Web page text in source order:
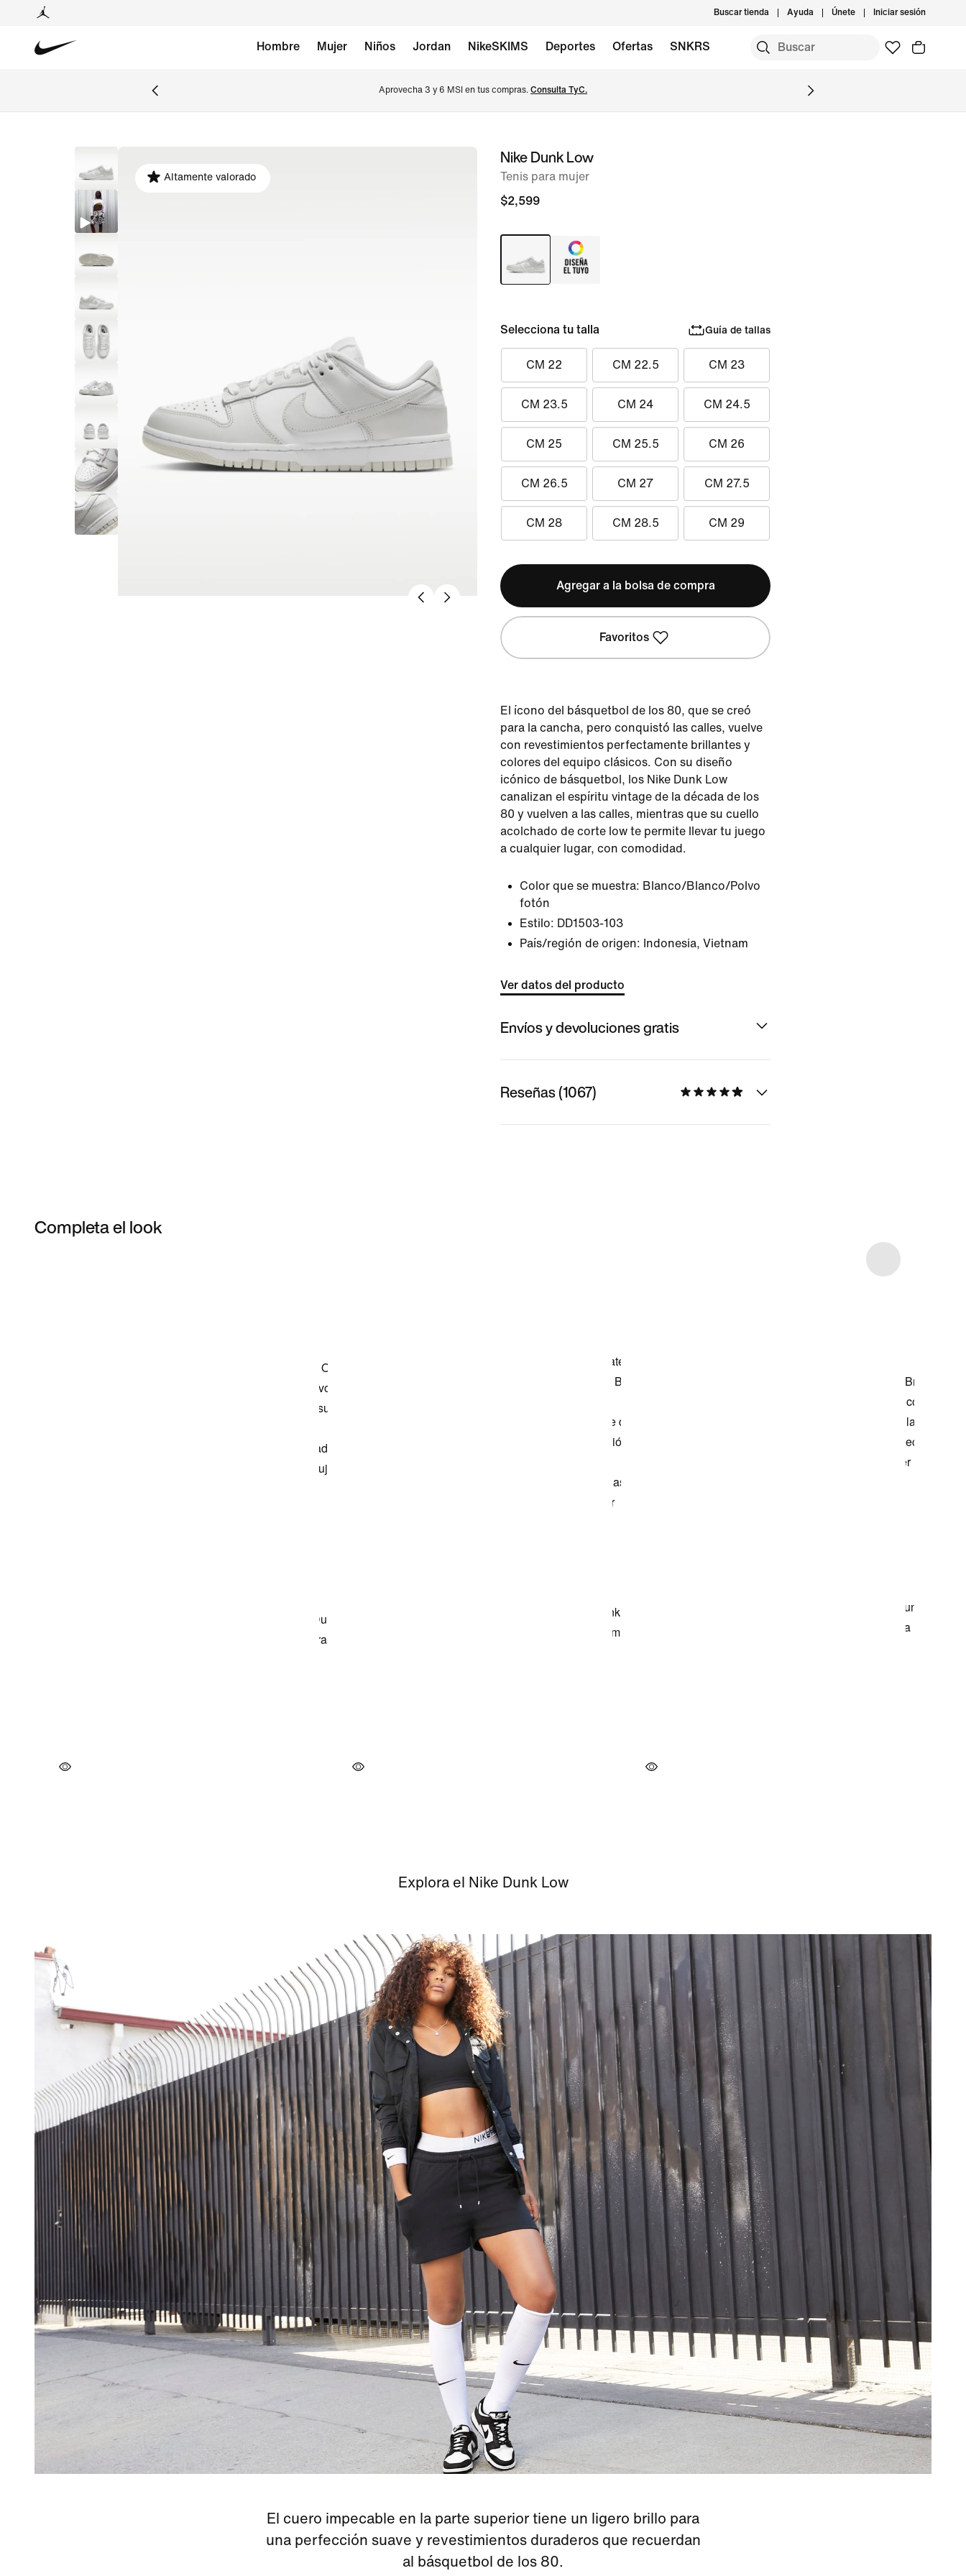
Buscar tienda Ayuda Únete Iniciar sesión
Hombre Mujer Niños Jordan NikeSKIMS Deportes Ofertas SNKRS
Aprovecha 3 y 6 MSI en tus compras. Consulta TyC.
imagen 1 de 9
Altamente valorado
Nike Dunk Low
Tenis para mujer
$2,599
Selecciona tu talla Guía de tallas
CM 22 CM 22.5 CM 23
CM 23.5 CM 24 CM 24.5
CM 25 CM 25.5 CM 26
CM 26.5 CM 27 CM 27.5
CM 28 CM 28.5 CM 29
Agregar a la bolsa de compra
Favoritos
El ícono del básquetbol de los 80, que se creó
para la cancha, pero conquistó las calles, vuelve
con revestimientos perfectamente brillantes y
colores del equipo clásicos. Con su diseño
icónico de básquetbol, los Nike Dunk Low
canalizan el espíritu vintage de la década de los
80 y vuelven a las calles, mientras que su cuello
acolchado de corte low te permite llevar tu juego
a cualquier lugar, con comodidad.
Color que se muestra: Blanco/Blanco/Polvo
fotón
Estilo: DD1503-103
País/región de origen: Indonesia, Vietnam
Ver datos del producto
Envíos y devoluciones gratis
Reseñas (1067)
Completa el look
Explora el Nike Dunk Low
El cuero impecable en la parte superior tiene un ligero brillo para
una perfección suave y revestimientos duraderos que recuerdan
al básquetbol de los 80.